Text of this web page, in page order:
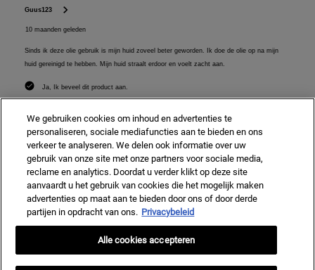
We gebruiken cookies om inhoud en advertenties te
personaliseren, sociale mediafuncties aan te bieden en ons
verkeer te analyseren. We delen ook informatie over uw
gebruik van onze site met onze partners voor sociale media,
reclame en analytics. Doordat u verder klikt op deze site
aanvaardt u het gebruik van cookies die het mogelijk maken
advertenties op maat aan te bieden door ons of door derde
partijen in opdracht van ons. Privacybeleid
Alle cookies accepteren